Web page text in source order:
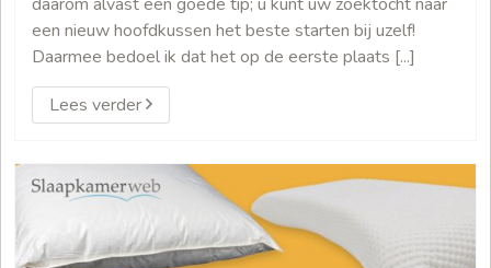
een nieuw hoofdkussen het beste starten bij uzelf!
Daarmee bedoel ik dat het op de eerste plaats [...]
Lees verder